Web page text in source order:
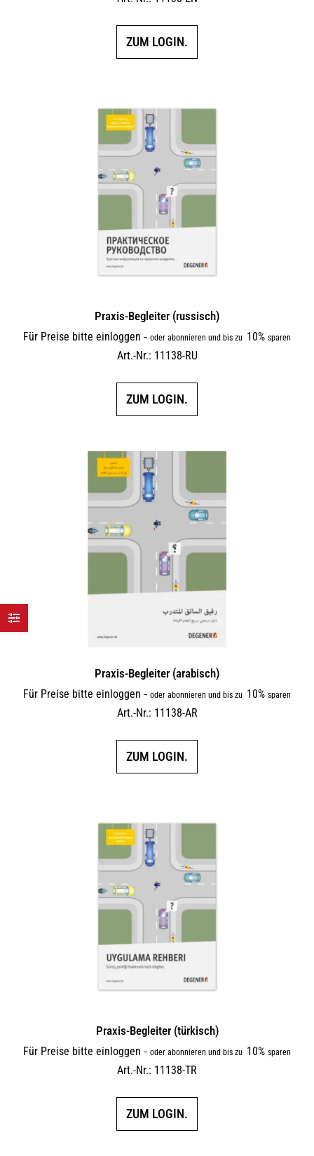
ZUM LOGIN.
Praxis-Begleiter (russisch)
Für Preise bitte einloggen – oder abonnieren und bis zu 10% sparen
Art.-Nr.: 11138-RU
ZUM LOGIN.
Praxis-Begleiter (arabisch)
Für Preise bitte einloggen – oder abonnieren und bis zu 10% sparen
Art.-Nr.: 11138-AR
ZUM LOGIN.
Praxis-Begleiter (türkisch)
Für Preise bitte einloggen – oder abonnieren und bis zu 10% sparen
Art.-Nr.: 11138-TR
ZUM LOGIN.